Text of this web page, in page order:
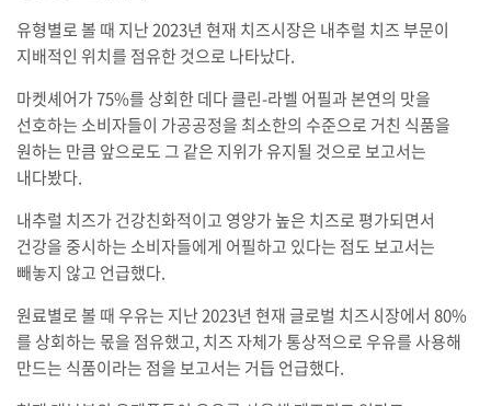
유형별로 볼 때 지난 2023년 현재 치즈시장은 내추럴 치즈 부문이
지배적인 위치를 점유한 것으로 나타났다.
마켓셰어가 75%를 상회한 데다 클린-라벨 어필과 본연의 맛을
선호하는 소비자들이 가공공정을 최소한의 수준으로 거친 식품을
원하는 만큼 앞으로도 그 같은 지위가 유지될 것으로 보고서는
내다봤다.
내추럴 치즈가 건강친화적이고 영양가 높은 치즈로 평가되면서
건강을 중시하는 소비자들에게 어필하고 있다는 점도 보고서는
빼놓지 않고 언급했다.
원료별로 볼 때 우유는 지난 2023년 현재 글로벌 치즈시장에서 80%
를 상회하는 몫을 점유했고, 치즈 자체가 통상적으로 우유를 사용해
만드는 식품이라는 점을 보고서는 거듭 언급했다.